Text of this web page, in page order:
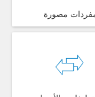
مصورة